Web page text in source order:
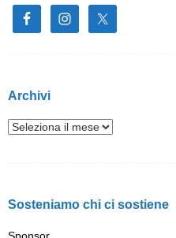
Archivi
Sosteniamo chi ci sostiene